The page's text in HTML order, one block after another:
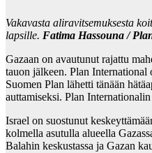
Vakavasta aliravitsemuksesta
lapsille. Fatima Hassouna /
Gazaan on avautunut rajattu
tauon jälkeen. Plan
Suomen Plan lähetti tänään
auttamiseksi. Plan
Israel on suostunut
kolmella asutulla alueella
Balahin keskustassa ja Gazan